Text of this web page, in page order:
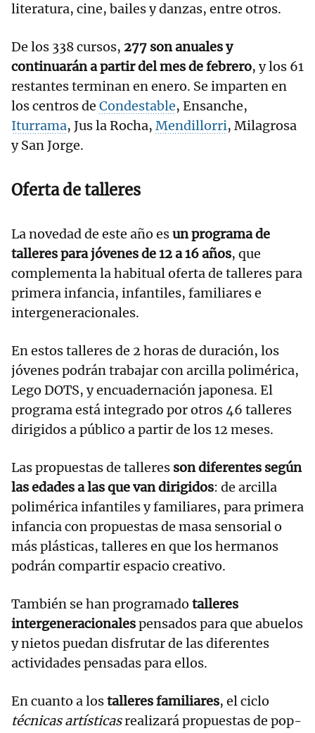
literatura, cine, bailes y danzas, entre otros.
De los 338 cursos, 277 son anuales y
continuarán a partir del mes de febrero, y los 61
restantes terminan en enero. Se imparten en
los centros de Condestable, Ensanche,
Iturrama, Jus la Rocha, Mendillorri, Milagrosa
y San Jorge.
Oferta de talleres
La novedad de este año esun programa de
talleres para jóvenes de 12 a 16 años, que
complementa la habitual oferta de talleres para
primera infancia, infantiles, familiares e
intergeneracionales.
En estos talleres de 2 horas de duración, los
jóvenes podrán trabajar con arcilla polimérica,
Lego DOTS, y encuadernación japonesa. El
programa está integrado por otros 46 talleres
dirigidos a público a partir de los 12 meses.
Las propuestas de talleres son diferentes según
las edades a las que van dirigidos: de arcilla
polimérica infantiles y familiares, para primera
infancia con propuestas de masa sensorial o
más plásticas, talleres en que los hermanos
podrán compartir espacio creativo.
También se han programado talleres
intergeneracionalespensados para que abuelos
y nietos puedan disfrutar de las diferentes
actividades pensadas para ellos.
En cuanto a lostalleres familiares, el ciclo
técnicas artísticasrealizará propuestas de pop-